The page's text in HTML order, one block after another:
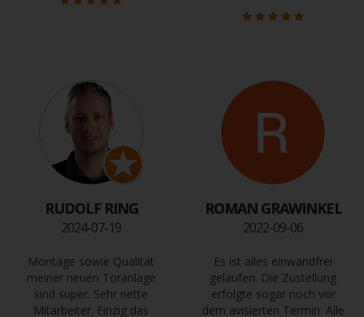
RUDOLF RING
2024-07-19
Montage sowie Qualität
meiner neuen Toranlage
sind super. Sehr nette
Mitarbeiter. Einzig das
ROMAN GRAWINKEL
2022-09-06
Es ist alles einwandfrei
gelaufen. Die Zustellung
erfolgte sogar noch vor
dem avisierten Termin. Alle